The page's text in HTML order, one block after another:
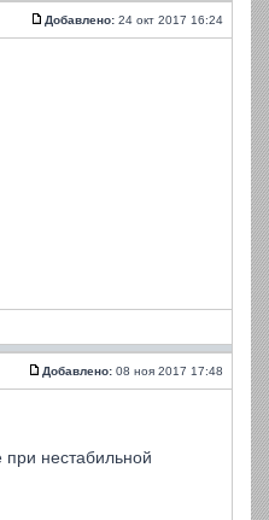
Добавлено: 24 окт 2017 16:24
Добавлено: 08 ноя 2017 17:48
при нестабильной